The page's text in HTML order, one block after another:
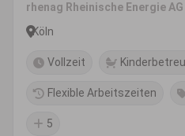
rhenag Rheinische Energie AG
Köln
Vollzeit
Flexible Arbeitszeiten
5